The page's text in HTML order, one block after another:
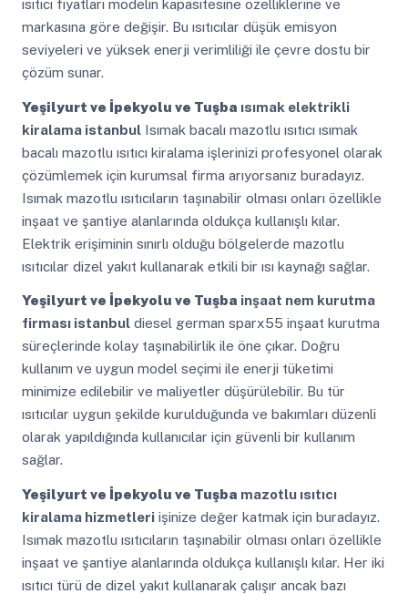
ısıtıcı fiyatları modelin kapasitesine özelliklerine ve
markasına göre değişir. Bu ısıtıcılar düşük emisyon
seviyeleri ve yüksek enerji verimliliği ile çevre dostu bir
çözüm sunar.
Yeşilyurt ve İpekyolu ve Tuşba ısımak elektrikli
kiralama istanbulIsımak bacalı mazotlu ısıtıcı ısımak
bacalı mazotlu ısıtıcı kiralama işlerinizi profesyonel olarak
çözümlemek için kurumsal firma arıyorsanız buradayız.
Isımak mazotlu ısıtıcıların taşınabilir olması onları özellikle
inşaat ve şantiye alanlarında oldukça kullanışlı kılar.
Elektrik erişiminin sınırlı olduğu bölgelerde mazotlu
ısıtıcılar dizel yakıt kullanarak etkili bir ısı kaynağı sağlar.
Yeşilyurt ve İpekyolu ve Tuşba inşaat nem kurutma
firması istanbuldiesel german sparx55 inşaat kurutma
süreçlerinde kolay taşınabilirlik ile öne çıkar. Doğru
kullanım ve uygun model seçimi ile enerji tüketimi
minimize edilebilir ve maliyetler düşürülebilir. Bu tür
ısıtıcılar uygun şekilde kurulduğunda ve bakımları düzenli
olarak yapıldığında kullanıcılar için güvenli bir kullanım
sağlar.
Yeşilyurt ve İpekyolu ve Tuşba mazotlu ısıtıcı
kiralama hizmetleriişinize değer katmak için buradayız.
Isımak mazotlu ısıtıcıların taşınabilir olması onları özellikle
inşaat ve şantiye alanlarında oldukça kullanışlı kılar. Her iki
ısıtıcı türü de dizel yakıt kullanarak çalışır ancak bazı